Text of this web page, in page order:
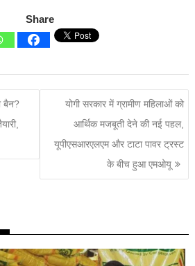
Share
बैन?
योगी सरकार में ग्रामीण महिलाओं को
आर्थिक मजबूती देने की नई पहल,
यूपीएसआरएलएम और टाटा पावर ट्रस्ट
के बीच हुआ एमओयू